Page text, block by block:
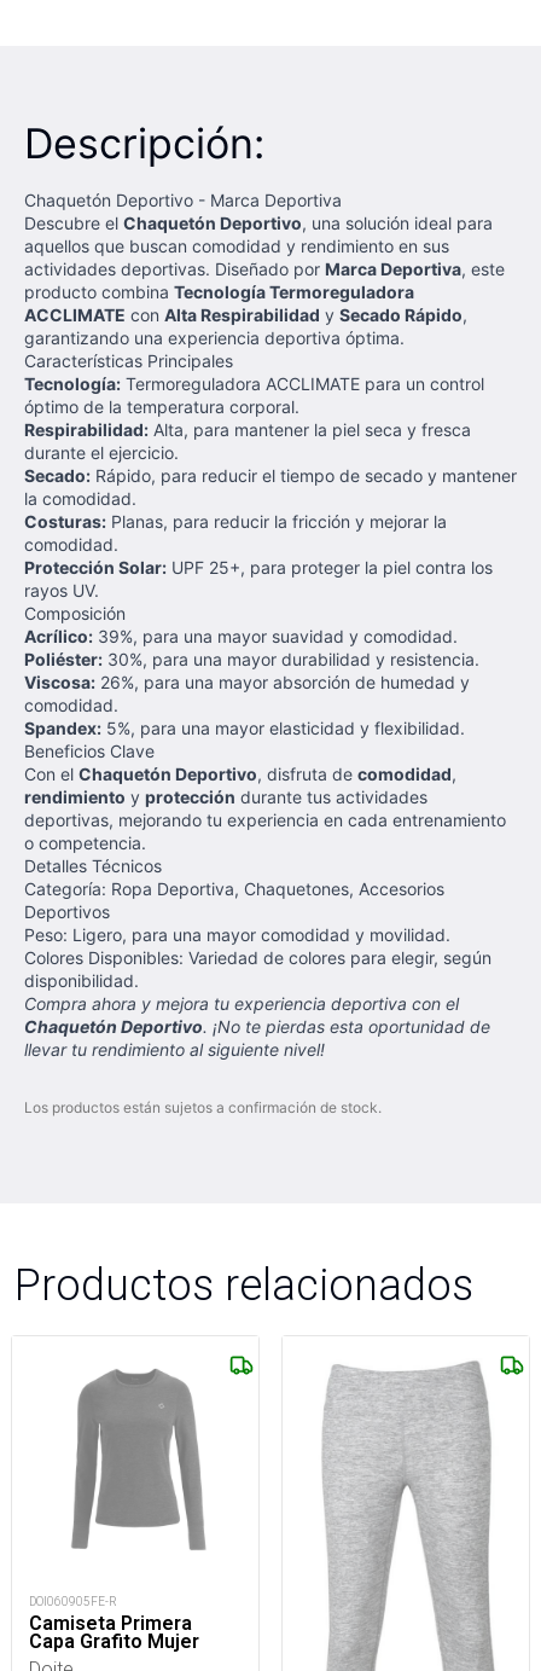
Descripción:
Chaquetón Deportivo - Marca Deportiva
Descubre el Chaquetón Deportivo, una solución ideal para
aquellos que buscan comodidad y rendimiento en sus
actividades deportivas. Diseñado por Marca Deportiva, este
producto combina Tecnología Termoreguladora
ACCLIMATE con Alta Respirabilidad y Secado Rápido,
garantizando una experiencia deportiva óptima.
Características Principales
Tecnología: Termoreguladora ACCLIMATE para un control
óptimo de la temperatura corporal.
Respirabilidad: Alta, para mantener la piel seca y fresca
durante el ejercicio.
Secado: Rápido, para reducir el tiempo de secado y mantener
la comodidad.
Costuras: Planas, para reducir la fricción y mejorar la
comodidad.
Protección Solar: UPF 25+, para proteger la piel contra los
rayos UV.
Composición
Acrílico: 39%, para una mayor suavidad y comodidad.
Poliéster: 30%, para una mayor durabilidad y resistencia.
Viscosa: 26%, para una mayor absorción de humedad y
comodidad.
Spandex: 5%, para una mayor elasticidad y flexibilidad.
Beneficios Clave
Con el Chaquetón Deportivo, disfruta de comodidad,
rendimiento y protección durante tus actividades
deportivas, mejorando tu experiencia en cada entrenamiento
o competencia.
Detalles Técnicos
Categoría: Ropa Deportiva, Chaquetones, Accesorios
Deportivos
Peso: Ligero, para una mayor comodidad y movilidad.
Colores Disponibles: Variedad de colores para elegir, según
disponibilidad.
Compra ahora y mejora tu experiencia deportiva con el
Chaquetón Deportivo. ¡No te pierdas esta oportunidad de
llevar tu rendimiento al siguiente nivel!
Los productos están sujetos a confirmación de stock.
Productos relacionados
DOI060905FE-R
Camiseta Primera
Capa Grafito Mujer